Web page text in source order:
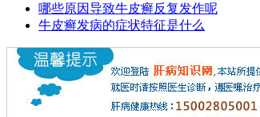
哪些原因导致牛皮癣反复发作呢
牛皮癣发病的症状特征是什么